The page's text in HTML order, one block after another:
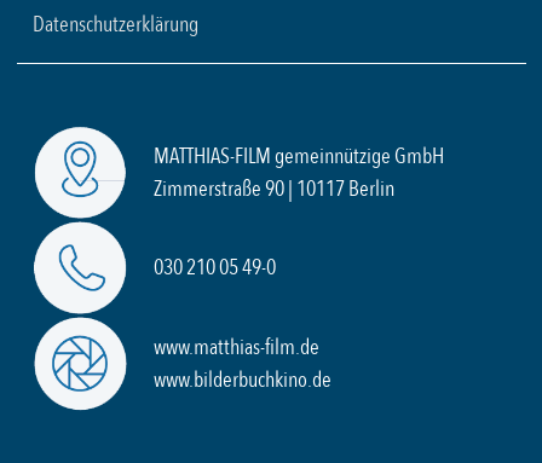
Datenschutzerklärung
MATTHIAS-FILM gemeinnützige GmbH
Zimmerstraße 90 | 10117 Berlin
030 210 05 49-0
www.matthias-film.de
www.bilderbuchkino.de